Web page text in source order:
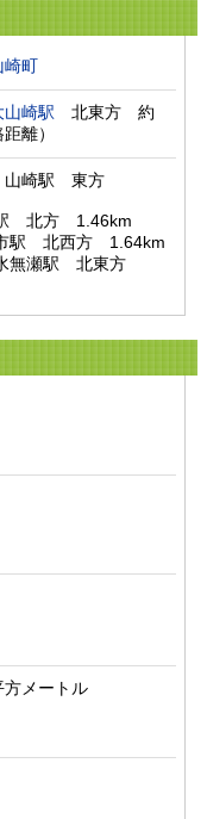
崎町
山崎駅 北東方　約
距離）
山崎駅　東方
方メートル